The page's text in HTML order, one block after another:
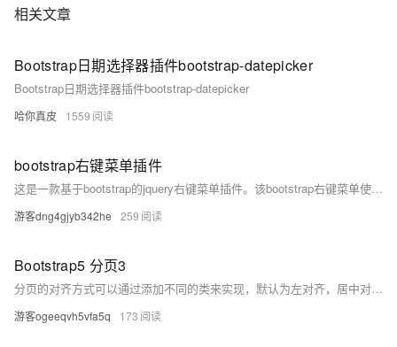
相关文章
Bootstrap日期选择器插件bootstrap-datepicker
Bootstrap日期选择器插件bootstrap-datepicker
哈你真皮 1559
bootstrap右键菜单插件
这是一款基于bootstrap的jquery右键菜单插件。该bootstrap右键菜单使用Bootstrap dropdown组件来制作，并通过tether插件进行定位，具有多级菜单，灵活，响应式等特点
游客dng4gjyb342he 259
Bootstrap5 分页3
分页的对齐方式可以通过添加不同的类来实现，默认为左对齐，居中对齐需添加 `justify-content-center` 类，右对齐则添加 `justify-content-end` 类。面包屑导航通过 `.breadcrumb` 和 `.breadcrumb-item` 类进行设置，用于显示当前页面在网站中的位置。
游客ogeeqvh5vfa5q 173